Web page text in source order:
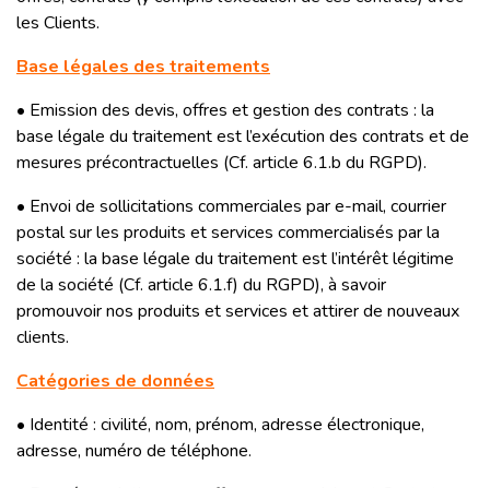
les Clients.
Base légales des traitements
• Emission des devis, offres et gestion des contrats : la
base légale du traitement est l’exécution des contrats et de
mesures précontractuelles (Cf. article 6.1.b du RGPD).
• Envoi de sollicitations commerciales par e-mail, courrier
postal sur les produits et services commercialisés par la
société : la base légale du traitement est l’intérêt légitime
de la société (Cf. article 6.1.f) du RGPD), à savoir
promouvoir nos produits et services et attirer de nouveaux
clients.
Catégories de données
• Identité : civilité, nom, prénom, adresse électronique,
adresse, numéro de téléphone.